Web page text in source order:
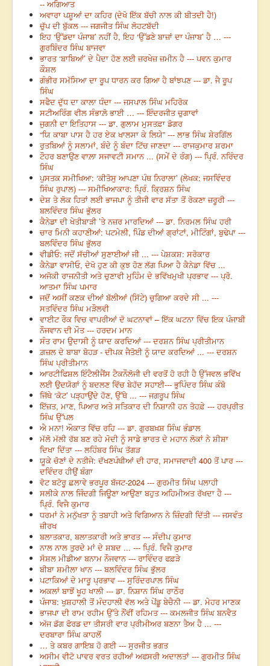
-- ਅਗਿਆਤ
ਅਵਾਰਾ ਪਸ਼ੂਆਂ ਦਾ ਕਹਿਰ (ਦੇਖੋ ਇੱਕ ਬੱਚੀ ਨਾਲ ਕੀ ਬੀਤਦੀ ਹੈ!)
ਚੁੱਪ ਦੀ ਬੁੱਕਲ --- ਜਗਜੀਤ ਸਿੰਘ ਲੋਹਟਬੱਦੀ
ਇਹ ‘ਉੱਡਦਾ ਪੰਜਾਬ’ ਨਹੀਂ ਹੈ, ਇਹ ‘ਉੱਡਣੇ ਬਾਜ਼ਾਂ ਦਾ ਪੰਜਾਬ’ ਹੈ … ---
ਗੁਰਬਿੰਦਰ ਸਿੰਘ ਬਾਜਵਾ
ਭਾਰਤ ‘ਬਾਬਿਆਂ’ ਦੇ ਪੈਦਾ ਹੋਣ ਲਈ ਜ਼ਰਖੇਜ਼ ਜ਼ਮੀਨ ਹੈ --- ਪਵਨ ਕੁਮਾਰ
ਕੌਸ਼ਲ
ਗੰਭੀਰ ਸਮੱਸਿਆ ਦਾ ਰੂਪ ਧਾਰਨ ਕਰ ਗਿਆ ਹੈ ਬਾਂਝਪਣ --- ਡਾ. ਜੈ ਰੂਪ
ਸਿੰਘ
ਸਫੈਦ ਦੁੱਧ ਦਾ ਕਾਲਾ ਧੰਦਾ --- ਜਸਪਾਲ ਸਿੰਘ ਮਹਿਰੋਕ
ਸਟੀਅਰਿੰਗ ਵੀਲ ਸੰਭਾਲ਼ੋ ਭਾਈ … --- ਇੰਦਰਜੀਤ ਚੁਗਾਵਾਂ
ਜੁਗਨੀ ਦਾ ਇਤਿਹਾਸ --- ਡਾ. ਗੁਲਾਮ ਮੁਸਤਫ਼ਾ ਡੋਗਰ
“ਯਿ ਕਾਬਾ ਪਾਸ ਹੈ ਹਰ ਏਕ ਖਾਲਸਾ ਕੇ ਲਿਯੇ” --- ਲਾਭ ਸਿੰਘ ਸ਼ੇਰਗਿੱਲ
ਰੁਤਬਿਆਂ ਨੂੰ ਸਲਾਮਾਂ, ਬੰਦੇ ਨੂੰ ਬੰਦਾ ਟਿੱਚ ਜਾਣਦਾ --- ਰਾਜਕੁਮਾਰ ਸ਼ਰਮਾ
ਟੌਹਰ ਬਣਾਉਣ ਵਾਲ਼ਾ ਸਜਾਵਟੀ ਸਮਾਨ ... (ਸਮੇਂ ਦੇ ਰੰਗ) --- ਪ੍ਰਿੰ. ਨਰਿੰਦਰ
ਸਿੰਘ
ਪੁਸਤਕ ਸਮੀਖਿਆ: ‘ਕੀਤੋਸੁ ਆਪਣਾ ਪੰਥ ਨਿਰਾਲਾ’ (ਲੇਖਕ: ਜਸਵਿੰਦਰ
ਸਿੰਘ ਰੁਪਾਲ) --- ਸਮੀਖਿਆਕਾਰ: ਪ੍ਰਿੰ. ਕ੍ਰਿਸ਼ਨ ਸਿੰਘ
ਦੇਸ਼ ਤੇ ਲੋਕ ਹਿਤਾਂ ਲਈ ਭਾਜਪਾ ਨੂੰ ਤੀਜੀ ਵਾਰ ਸੱਤਾ ਤੋਂ ਰੋਕਣਾ ਜ਼ਰੂਰੀ ---
ਬਲਵਿੰਦਰ ਸਿੰਘ ਭੁੱਲਰ
ਕੈਨੇਡਾ ਦੀ ਖੇਤੀਬਾੜੀ ’ਤੇ ਨਜ਼ਰ ਮਾਰਦਿਆਂ --- ਡਾ. ਨਿਰਮਲ ਸਿੰਘ ਹਰੀ
ਚਾਰ ਮਿਨੀ ਕਹਾਣੀਆਂ: ਪਟਮੇਲੀ, ਪਿੰਡ ਦੀਆਂ ਗ੍ਰਾਂਟਾਂ, ਮੀਟਿੰਗਾਂ, ਬੁਢੇਪਾ ---
ਬਲਵਿੰਦਰ ਸਿੰਘ ਭੁੱਲਰ
ਵੀਡੀਓ: ਜਦੋਂ ਸੱਚੀਆਂ ਸੁਣਾਈਆਂ ਜੀ ... --- ਪੇਸ਼ਕਸ਼: ਸਰੋਕਾਰ
ਕੈਨੇਡਾ ਵਾਸੀਓ, ਦੇਖੋ ਹੁਣ ਕੀ ਕੁਝ ਹੋਣ ਲੱਗ ਪਿਆ ਹੈ ਕੈਨੇਡਾ ਵਿੱਚ ...
ਅਜੋਕੀ ਰਾਜਨੀਤੀ ਅਤੇ ਚੁਣਾਵੀ ਮੁਹਿੰਮ ਦੇ ਭਵਿੱਖਮੁਖੀ ਪ੍ਰਭਾਵ --- ਪ੍ਰੋ.
ਆਤਮਾ ਸਿੰਘ ਪਮਾਰ
ਜਦੋਂ ਅਸੀਂ ਕਣਕ ਦੀਆਂ ਬੱਲੀਆਂ (ਸਿੱਟੇ) ਚੁਗਿਆ ਕਰਦੇ ਸੀ ... ---
ਸਤਵਿੰਦਰ ਸਿੰਘ ਮੜੌਲਵੀ
ਵਾਈਟ ਰੌਕ ਵਿਚ ਵਾਪਰੀਆਂ ਦੋ ਘਟਨਾਵਾਂ – ਇੱਕ ਘਟਨਾ ਵਿੱਚ ਇਕ ਪੰਜਾਬੀ
ਨੌਜਵਾਨ ਦੀ ਮੌਤ --- ਹਰਦਮ ਮਾਨ
ਸੰਤ ਰਾਮ ਉਦਾਸੀ ਨੂੰ ਯਾਦ ਕਰਦਿਆਂ --- ਦਰਸ਼ਨ ਸਿੰਘ ਪ੍ਰੀਤੀਮਾਨ
ਗ਼ਜ਼ਲ ਦੇ ਬਾਬਾ ਬੋਹੜ - ਦੀਪਕ ਜੈਤੋਈ ਨੂੰ ਯਾਦ ਕਰਦਿਆਂ ... --- ਦਰਸ਼ਨ
ਸਿੰਘ ਪ੍ਰੀਤੀਮਾਨ
ਆਰਟੀਫਿਸ਼ਲ ਇੰਟੈਲੀਜੈਂਸ ਟੈਕਨੌਲੋਜੀ ਦੀ ਵਰਤੋਂ ਹੋ ਰਹੀ ਹੈ ਉੱਜਵਲ ਭਵਿੱਖ
ਲਈ ਉਦਯੋਗਾਂ ਨੂੰ ਬਦਲਣ ਵਿੱਚ ਬੇਹੱਦ ਸਹਾਈ--- ਭੁਪਿੰਦਰ ਸਿੰਘ ਕੰਬੋ
ਜਿੱਥੇ ‘ਕੋਟ’ ਪੜ੍ਹਾਉਂਦੇ ਹੋਣ, ਉੱਥੇ ... --- ਜਗਰੂਪ ਸਿੰਘ
ਇੱਜ਼ਤ, ਮਾਣ, ਪਿਆਰ ਅਤੇ ਸਤਿਕਾਰ ਦੀ ਨਿਸ਼ਾਨੀ ਹਨ ਤੋਹਫ਼ੇ --- ਹਰਪ੍ਰੀਤ
ਸਿੰਘ ਉੱਪਲ
ਐ ਮਨਾ! ਔਕਾਤ ਵਿੱਚ ਰਹਿ --- ਡਾ. ਗੁਰਬਖ਼ਸ਼ ਸਿੰਘ ਭੰਡਾਲ
ਮੱਲੋ ਮੱਲੀ ਰੱਬ ਬਣ ਰਹੇ ਮੋਦੀ ਨੂੰ ਸਾਡੇ ਭਾਰਤ ਦੇ ਮਹਾਨ ਲੋਕਾਂ ਨੇ ਸ਼ੀਸ਼ਾ
ਦਿਖਾ ਦਿੱਤਾ --- ਲਹਿੰਬਰ ਸਿੰਘ ਤੱਗੜ
ਯੂਕੇ ਚੋਣਾਂ ਦੇ ਨਤੀਜੇ: ਦੱਖਣਪੰਥੀਆਂ ਦੀ ਹਾਰ, ਸਮਾਜਵਾਦੀ 400 ਤੋਂ ਪਾਰ ---
ਦਵਿੰਦਰ ਹੀਉਂ ਬੰਗਾ
ਵੋਟ ਬਟੋਰੂ ਛਲਾਵੇ ਭਰਪੂਰ ਬੱਜਟ-2024 --- ਗੁਰਮੀਤ ਸਿੰਘ ਪਲਾਹੀ
ਸਲੀਕੇ ਨਾਲ ਜਿੰਦਗੀ ਜਿਊਣਾ ਆਉਣਾ ਬਹੁਤ ਅਹਿਮੀਅਤ ਰੱਖਦਾ ਹੈ ---
ਪ੍ਰਿੰ. ਵਿਜੈ ਕੁਮਾਰ
ਧਰਮਾਂ ਨੇ ਮਨੁੱਖਤਾ ਨੂੰ ਤਬਾਹੀ ਅਤੇ ਵਿਗਿਆਨ ਨੇ ਜ਼ਿੰਦਗੀ ਦਿੱਤੀ --- ਜਸਵੰਤ
ਜ਼ੀਰਖ
ਬਲਾਤਕਾਰ, ਬਲਾਤਕਾਰੀ ਅਤੇ ਭਾਰਤ --- ਸੰਦੀਪ ਕੁਮਾਰ
ਨਾਲ ਨਾਲ ਤੁਰਦੇ ਮਾਂ ਦੇ ਸ਼ਬਦ ... --- ਪ੍ਰਿੰ. ਵਿਜੈ ਕੁਮਾਰ
ਸੋਸ਼ਲ ਮੀਡੀਆ ਬਨਾਮ ਨੌਜਵਾਨ --- ਰਾਵਿੰਦਰ ਫਫ਼ੜੇ
ਬੀਬਾ ਸ਼ਮੀਲਾ ਖਾਨ --- ਬਲਵਿੰਦਰ ਸਿੰਘ ਭੁੱਲਰ
ਪਟਾਕਿਆਂ ਦੇ ਮਾਰੂ ਪ੍ਰਭਾਵ --- ਸੁਰਿੰਦਰਪਾਲ ਸਿੰਘ
ਅਕਲਾਂ ਬਾਝੋਂ ਖੂਹ ਖਾਲੀ --- ਡਾ. ਨਿਸ਼ਾਨ ਸਿੰਘ ਰਾਠੌਰ
ਪੰਜਾਬ: ਖੁਸ਼ਹਾਲੀ ਤੋਂ ਮੰਦਹਾਲੀ ਵੱਲ ਅਤੇ ਪੇਂਡੂ ਬੇਚੈਨੀ --- ਡਾ. ਮੇਹਰ ਮਾਣਕ
ਭਾਜਪਾ ਦੀ ਰਾਮ ਰਹੀਮ ਉੱਤੇ ਨੌਂਵੀਂ ਰਹਿਮਤ --- ਕਮਲਜੀਤ ਸਿੰਘ ਬਨਵੈਤ
ਅੱਜ ਡੱਗ ਫੋਰਡ ਦਾ ਤੀਸਰੀ ਵਾਰ ਪ੍ਰੀਮੀਅਰ ਬਣਨਾ ਤੈਅ ਹੈ ... ---
ਦਰਬਾਰਾ ਸਿੰਘ ਕਾਹਲੋਂ
… ਤੇ ਕਬਰ ਗਾਇਬ ਹੋ ਗਈ --- ਸੁਰਜੀਤ ਭਗਤ
ਅਸੀਮ ਵੀਟੋ ਪਾਵਰ ਵਰਤ ਰਹੀਆਂ ਅਫਸਰੀ ਅਦਾਲਤਾਂ --- ਗੁਰਮੀਤ ਸਿੰਘ